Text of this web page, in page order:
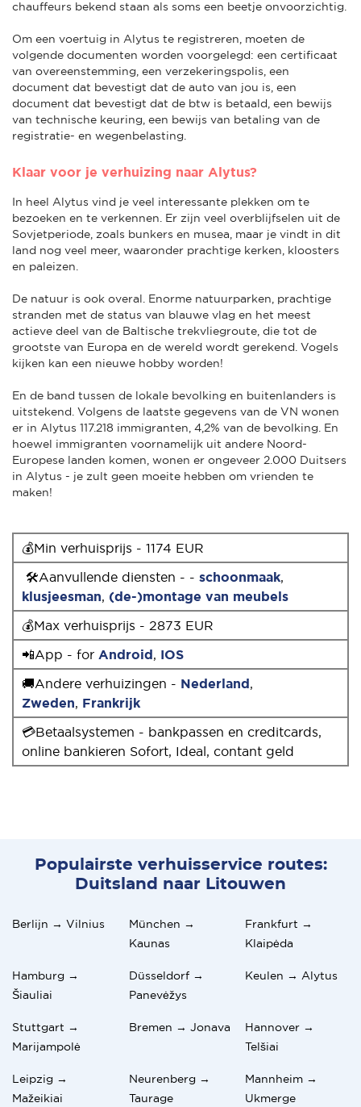
chauffeurs bekend staan als soms een beetje onvoorzichtig.
Om een voertuig in Alytus te registreren, moeten de
volgende documenten worden voorgelegd: een certificaat
van overeenstemming, een verzekeringspolis, een
document dat bevestigt dat de auto van jou is, een
document dat bevestigt dat de btw is betaald, een bewijs
van technische keuring, een bewijs van betaling van de
registratie- en wegenbelasting.
Klaar voor je verhuizing naar Alytus?
In heel Alytus vind je veel interessante plekken om te
bezoeken en te verkennen. Er zijn veel overblijfselen uit de
Sovjetperiode, zoals bunkers en musea, maar je vindt in dit
land nog veel meer, waaronder prachtige kerken, kloosters
en paleizen.
De natuur is ook overal. Enorme natuurparken, prachtige
stranden met de status van blauwe vlag en het meest
actieve deel van de Baltische trekvliegroute, die tot de
grootste van Europa en de wereld wordt gerekend. Vogels
kijken kan een nieuwe hobby worden!
En de band tussen de lokale bevolking en buitenlanders is
uitstekend. Volgens de laatste gegevens van de VN wonen
er in Alytus 117.218 immigranten, 4,2% van de bevolking. En
hoewel immigranten voornamelijk uit andere Noord-
Europese landen komen, wonen er ongeveer 2.000 Duitsers
in Alytus - je zult geen moeite hebben om vrienden te
maken!
💰Min verhuisprijs - 1174 EUR
🛠Aanvullende diensten - - schoonmaak,
klusjeesman, (de-)montage van meubels
💰Max verhuisprijs - 2873 EUR
📲App - for Android, IOS
🚚Andere verhuizingen - Nederland,
Zweden, Frankrijk
💳Betaalsystemen - bankpassen en creditcards,
online bankieren Sofort, Ideal, contant geld
Populairste verhuisservice routes:
Duitsland naar Litouwen
Berlijn → Vilnius
München →
Kaunas
Frankfurt →
Klaipėda
Hamburg →
Šiauliai
Düsseldorf →
Panevėžys
Keulen → Alytus
Stuttgart →
Marijampolė
Bremen → Jonava
Hannover →
Telšiai
Leipzig →
Mažeikiai
Neurenberg →
Taurage
Mannheim →
Ukmerge